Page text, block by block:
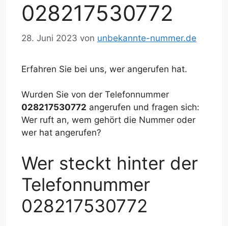
028217530772
28. Juni 2023 von unbekannte-nummer.de
Erfahren Sie bei uns, wer angerufen hat.
Wurden Sie von der Telefonnummer
028217530772 angerufen und fragen sich:
Wer ruft an, wem gehört die Nummer oder
wer hat angerufen?
Wer steckt hinter der
Telefonnummer
028217530772